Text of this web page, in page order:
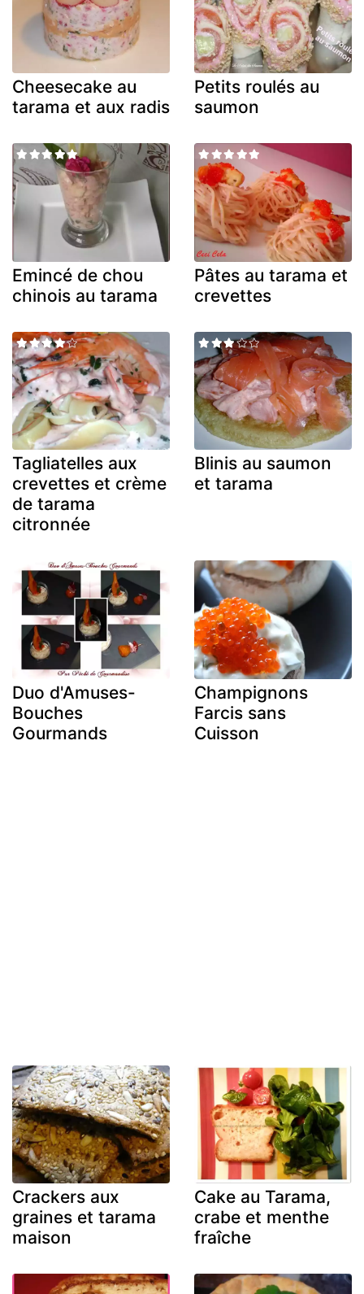
Cheesecake au
tarama et aux radis
Petits roulés au
saumon
Emincé de chou
chinois au tarama
Pâtes au tarama et
crevettes
Tagliatelles aux
crevettes et crème
de tarama
citronnée
Blinis au saumon
et tarama
Duo d'Amuses-
Bouches
Gourmands
Champignons
Farcis sans
Cuisson
Crackers aux
graines et tarama
maison
Cake au Tarama,
crabe et menthe
fraîche